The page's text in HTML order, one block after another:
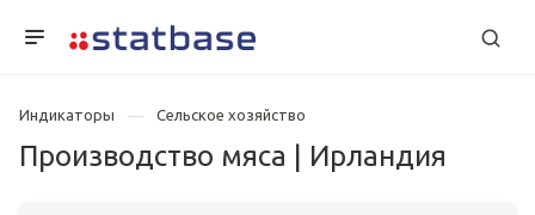
Индикаторы Сельское хозяйство
Производство мяса | Ирландия